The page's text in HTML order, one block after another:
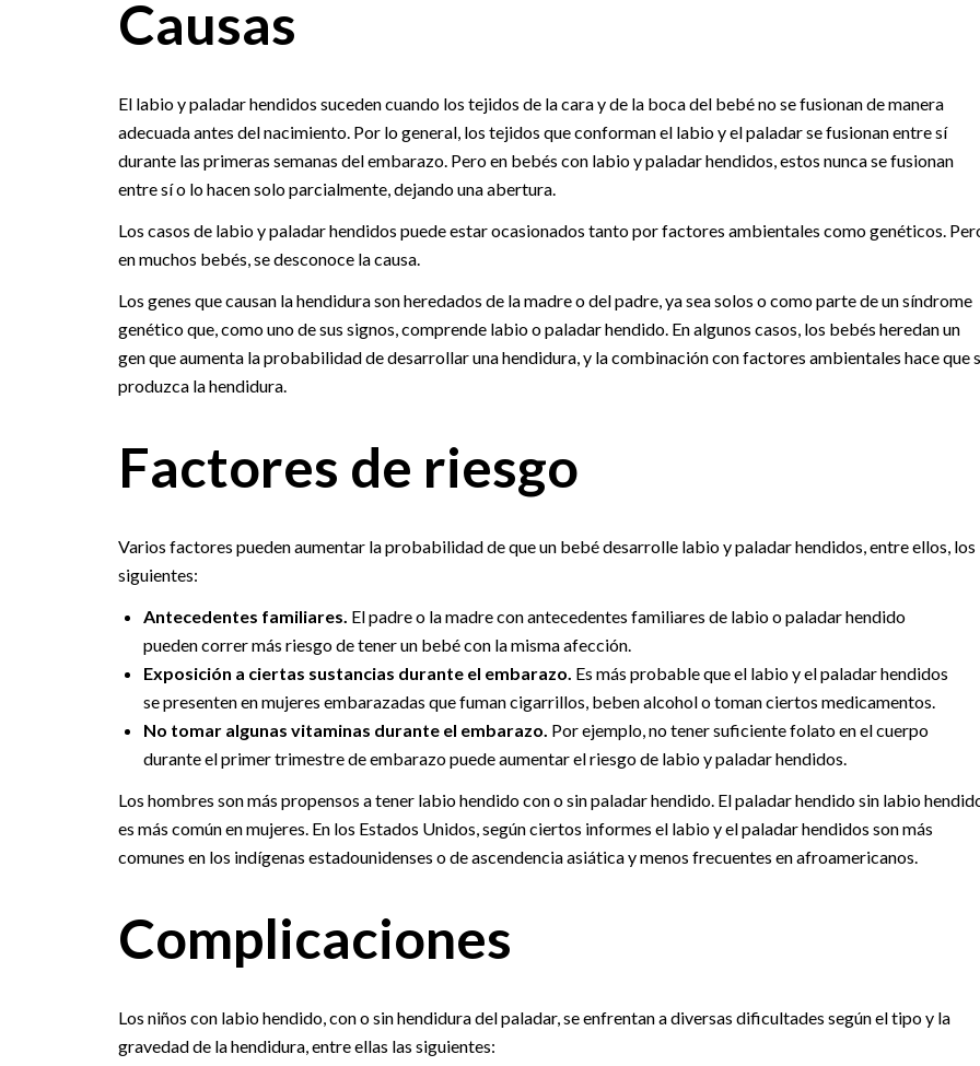
Causas
El labio y paladar hendidos suceden cuando los tejidos de la cara y de la boca del bebé no se fusionan de manera
adecuada antes del nacimiento. Por lo general, los tejidos que conforman el labio y el paladar se fusionan entre sí
durante las primeras semanas del embarazo. Pero en bebés con labio y paladar hendidos, estos nunca se fusionan
entre sí o lo hacen solo parcialmente, dejando una abertura.
Los casos de labio y paladar hendidos puede estar ocasionados tanto por factores ambientales como genéticos.
en muchos bebés, se desconoce la causa.
Los genes que causan la hendidura son heredados de la madre o del padre, ya sea solos o como parte de un síndrome
genético que, como uno de sus signos, comprende labio o paladar hendido. En algunos casos, los bebés heredan un
gen que aumenta la probabilidad de desarrollar una hendidura, y la combinación con factores ambientales hace que
produzca la hendidura.
Factores de riesgo
Varios factores pueden aumentar la probabilidad de que un bebé desarrolle labio y paladar hendidos, entre ellos, los
siguientes:
Antecedentes familiares. El padre o la madre con antecedentes familiares de labio o paladar hendido
pueden correr más riesgo de tener un bebé con la misma afección.
Exposición a ciertas sustancias durante el embarazo. Es más probable que el labio y el paladar hendidos
se presenten en mujeres embarazadas que fuman cigarrillos, beben alcohol o toman ciertos medicamentos.
No tomar algunas vitaminas durante el embarazo. Por ejemplo, no tener suficiente folato en el cuerpo
durante el primer trimestre de embarazo puede aumentar el riesgo de labio y paladar hendidos.
Los hombres son más propensos a tener labio hendido con o sin paladar hendido. El paladar hendido sin labio
es más común en mujeres. En los Estados Unidos, según ciertos informes el labio y el paladar hendidos son más
comunes en los indígenas estadounidenses o de ascendencia asiática y menos frecuentes en afroamericanos.
Complicaciones
Los niños con labio hendido, con o sin hendidura del paladar, se enfrentan a diversas dificultades según el tipo y la
gravedad de la hendidura, entre ellas las siguientes: